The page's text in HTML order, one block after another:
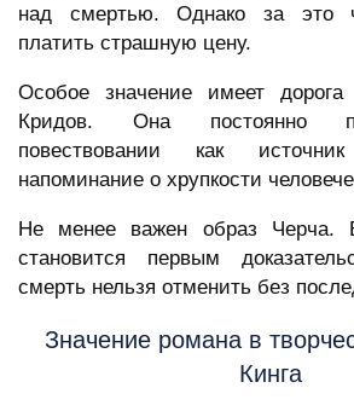
над смертью. Однако за это
платить страшную цену.
Особое значение имеет
Кридов. Она постоянно
повествовании как
напоминание о хрупкости
Не менее важен образ Черча.
становится первым
смерть нельзя отменить без
Значение романа в
Кинга